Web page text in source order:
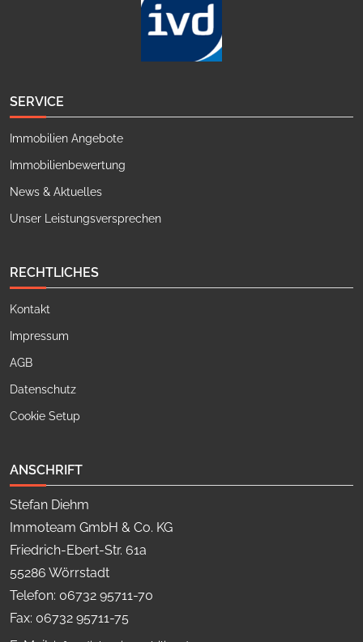
SERVICE
Immobilien Angebote
Immobilienbewertung
News & Aktuelles
Unser Leistungsversprechen
RECHTLICHES
Kontakt
Impressum
AGB
Datenschutz
Cookie Setup
ANSCHRIFT
Stefan Diehm
Immoteam GmbH & Co. KG
Friedrich-Ebert-Str. 61a
55286 Wörrstadt
Telefon: 06732 95711-70
Fax: 06732 95711-75